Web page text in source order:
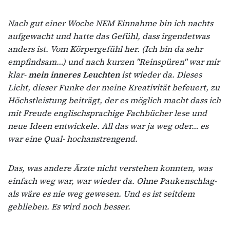
Nach gut einer Woche NEM Einnahme bin ich nachts
aufgewacht und hatte das Gefühl, dass irgendetwas
anders ist. Vom Körpergefühl her. (Ich bin da sehr
empfindsam…) und nach kurzen "Reinspüren" war mir
klar-mein inneres Leuchtenist wieder da. Dieses
Licht, dieser Funke der meine Kreativität befeuert, zu
Höchstleistung beiträgt, der es möglich macht dass ich
mit Freude englischsprachige Fachbücher lese und
neue Ideen entwickele. All das war ja weg oder… es
war eine Qual- hochanstrengend.
Das, was andere Ärzte nicht verstehen konnten, was
einfach weg war, war wieder da. Ohne Paukenschlag-
als wäre es nie weg gewesen. Und es ist seitdem
geblieben. Es wird noch besser.